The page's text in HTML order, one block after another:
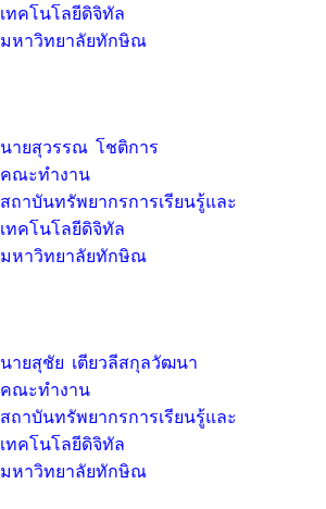
เทคโนโลยีดิจิทัล
มหาวิทยาลัยทักษิณ
นายสุวรรณ โชติการ
คณะทำงาน
สถาบันทรัพยากรการเรียนรู้และ
เทคโนโลยีดิจิทัล
มหาวิทยาลัยทักษิณ
นายสุชัย เตียวลีสกุลวัฒนา
คณะทำงาน
สถาบันทรัพยากรการเรียนรู้และ
เทคโนโลยีดิจิทัล
มหาวิทยาลัยทักษิณ